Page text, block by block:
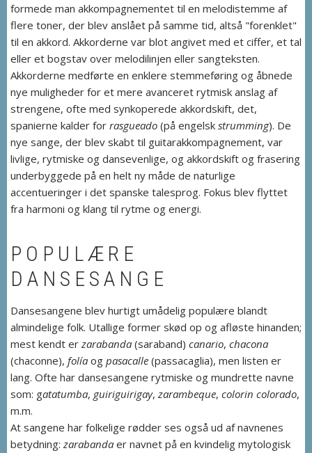
formede man akkompagnementet til en melodistemme af
flere toner, der blev anslået på samme tid, altså "forenklet"
til en akkord. Akkorderne var blot angivet med et ciffer, et tal
eller et bogstav over melodilinjen eller sangteksten.
Akkorderne medførte en enklere stemmeføring og åbnede
nye muligheder for et mere avanceret rytmisk anslag af
strengene, ofte med synkoperede akkordskift, det,
spanierne kalder for rasgueado (på engelsk strumming). De
nye sange, der blev skabt til guitarakkompagnement, var
livlige, rytmiske og dansevenlige, og akkordskift og frasering
underbyggede på en helt ny måde de naturlige
accentueringer i det spanske talesprog. Fokus blev flyttet
fra harmoni og klang til rytme og energi.
POPULÆRE
DANSESANGE
Dansesangene blev hurtigt umådelig populære blandt
almindelige folk. Utallige former skød op og afløste hinanden;
mest kendt erzarabanda (saraband) canario, chacona
(chaconne), folía og pasacalle (passacaglia), men listen er
lang. Ofte har dansesangene rytmiske og mundrette navne
som: gatatumba, guiriguirigay,zarambeque, colorin colorado,
m.m.
At sangene har folkelige rødder ses også ud af navnenes
betydning: zarabanda er navnet på en kvindelig mytologisk